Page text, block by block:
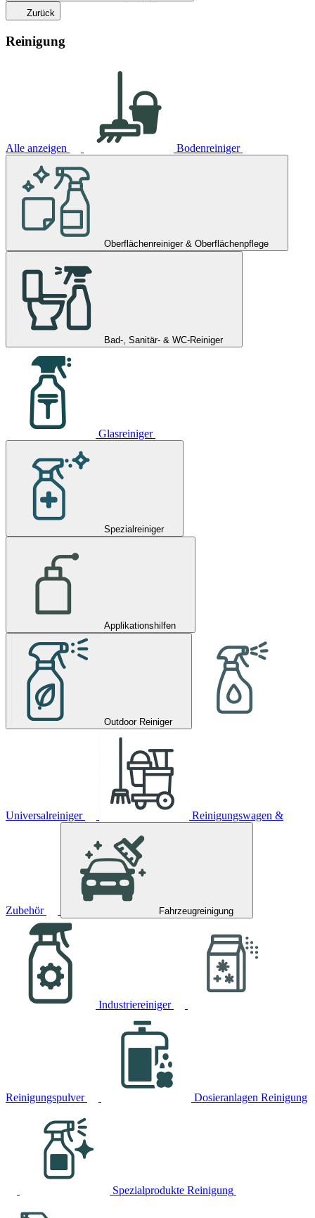
Zurück
Reinigung
Alle anzeigen Bodenreiniger
Oberflächenreiniger & Oberflächenpflege
Bad-, Sanitär- & WC-Reiniger
Glasreiniger
Spezialreiniger
Applikationshilfen
Outdoor Reiniger
Universalreiniger Reinigungswagen &
Zubehör Fahrzeugreinigung
Industriereiniger
Reinigungspulver Dosieranlagen Reinigung
Spezialprodukte Reinigung